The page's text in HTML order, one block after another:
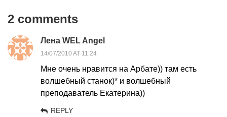
2 comments
Лена WEL Angel
14/07/2010 AT 11:24
Мне очень нравится на Арбате)) там есть
волшебный станок)* и волшебный
преподаватель Екатерина))
REPLY